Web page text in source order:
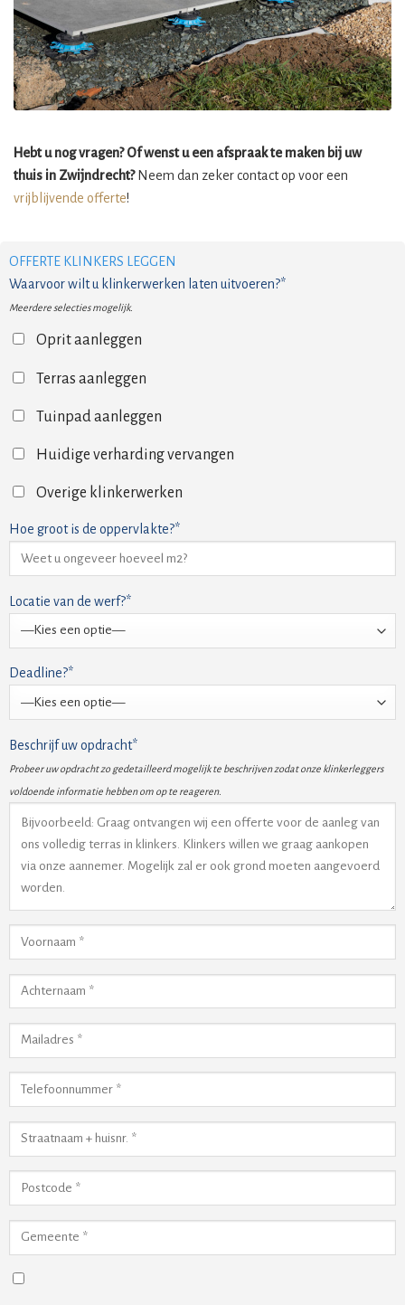
Hebt u nog vragen? Of wenst u een afspraak te maken bij uw
thuis in Zwijndrecht?Neem dan zeker contact op voor een
vrijblijvende offerte!
OFFERTE KLINKERS LEGGEN
Waarvoor wilt u klinkerwerken laten uitvoeren?*
Meerdere selecties mogelijk.
Oprit aanleggen
Terras aanleggen
Tuinpad aanleggen
Huidige verharding vervangen
Overige klinkerwerken
Hoe groot is de oppervlakte?*
Locatie van de werf?*
Deadline?*
Beschrijf uw opdracht*
Probeer uw opdracht zo gedetailleerd mogelijk te beschrijven zodat onze klinkerleggers
voldoende informatie hebben om op te reageren.